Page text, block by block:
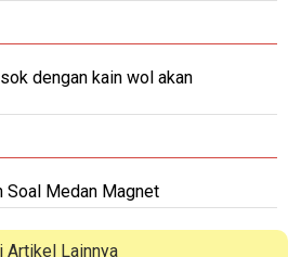
dengan kain wol akan
Soal Medan Magnet
Artikel Lainnya